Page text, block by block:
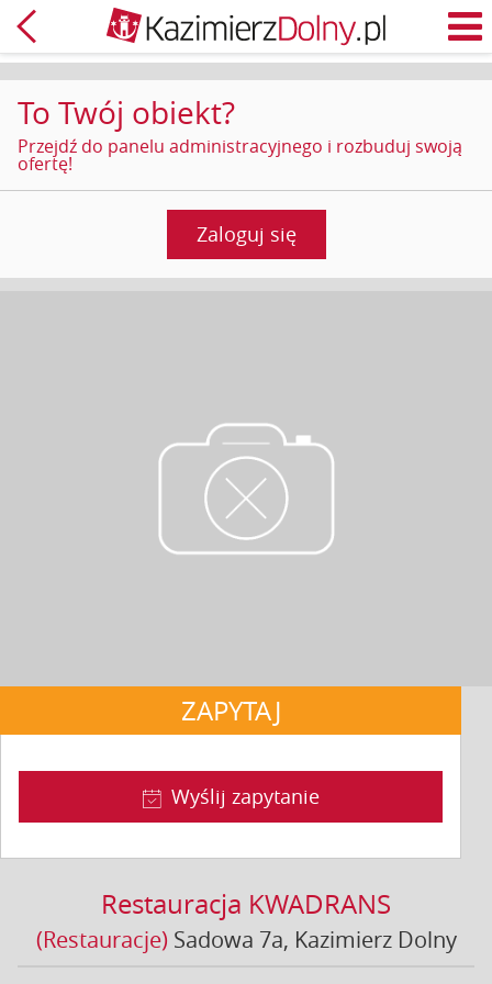
Powrót
To Twój obiekt?
Przejdź do panelu administracyjnego i rozbuduj swoją
ofertę!
Zaloguj się
ZAPYTAJ
Wyślij zapytanie
Restauracja KWADRANS
(Restauracje) Sadowa 7a, Kazimierz Dolny